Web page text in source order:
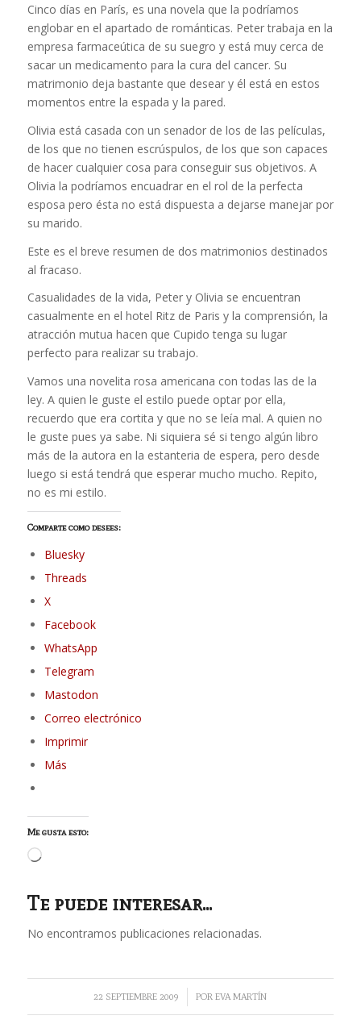
Cinco días en París, es una novela que la podríamos
englobar en el apartado de románticas. Peter trabaja en la
empresa farmaceútica de su suegro y está muy cerca de
sacar un medicamento para la cura del cancer. Su
matrimonio deja bastante que desear y él está en estos
momentos entre la espada y la pared.
Olivia está casada con un senador de los de las películas,
de los que no tienen escrúspulos, de los que son capaces
de hacer cualquier cosa para conseguir sus objetivos. A
Olivia la podríamos encuadrar en el rol de la perfecta
esposa pero ésta no está dispuesta a dejarse manejar por
su marido.
Este es el breve resumen de dos matrimonios destinados
al fracaso.
Casualidades de la vida, Peter y Olivia se encuentran
casualmente en el hotel Ritz de Paris y la comprensión, la
atracción mutua hacen que Cupido tenga su lugar
perfecto para realizar su trabajo.
Vamos una novelita rosa americana con todas las de la
ley. A quien le guste el estilo puede optar por ella,
recuerdo que era cortita y que no se leía mal. A quien no
le guste pues ya sabe. Ni siquiera sé si tengo algún libro
más de la autora en la estanteria de espera, pero desde
luego si está tendrá que esperar mucho mucho. Repito,
no es mi estilo.
Comparte como desees:
Bluesky
Threads
X
Facebook
WhatsApp
Telegram
Mastodon
Correo electrónico
Imprimir
Más
Me gusta esto:
Cargando...
Te puede interesar...
No encontramos publicaciones relacionadas.
22 SEPTIEMBRE 2009
/ POREVA MARTÍN